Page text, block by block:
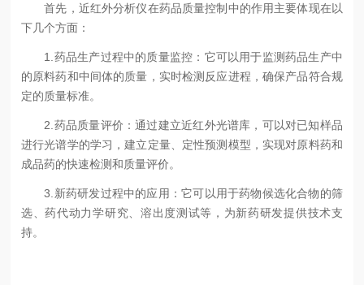
首先，近红外分析仪在药品质量控制中的作用主要体现在以
下几个方面：
1.药品生产过程中的质量监控：它可以用于监测药品生产中
的原料药和中间体的质量，实时检测反应进程，确保产品符合规
定的质量标准。
2.药品质量评价：通过建立近红外光谱库，可以对已知样品
进行光谱学的学习，建立定量、定性预测模型，实现对原料药和
成品药的快速检测和质量评价。
3.新药研发过程中的应用：它可以用于药物候选化合物的筛
选、药代动力学研究、溶出度测试等，为新药研发提供技术支
持。